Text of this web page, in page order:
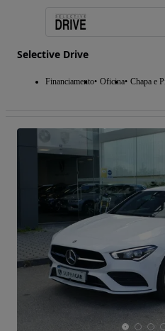
Selective Drive
Financiamento Oficina Chapa e